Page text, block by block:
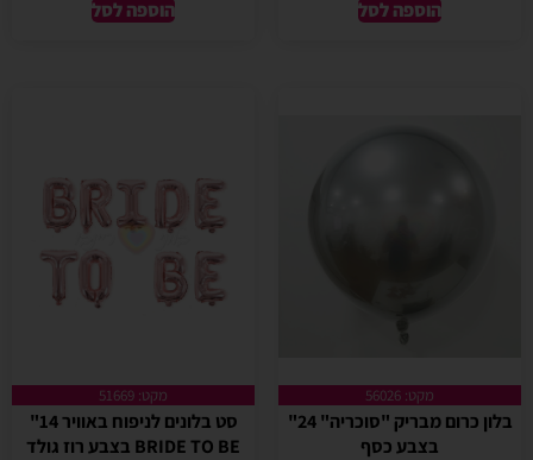
הוספה לסל הוספה לסל
מקט: 56026
בלון כרום מבריק "סוכריה" 24"
בצבע כסף
מקט: 51669
סט בלונים לניפוח באוויר 14"
BRIDE TO BE בצבע רוז גולד